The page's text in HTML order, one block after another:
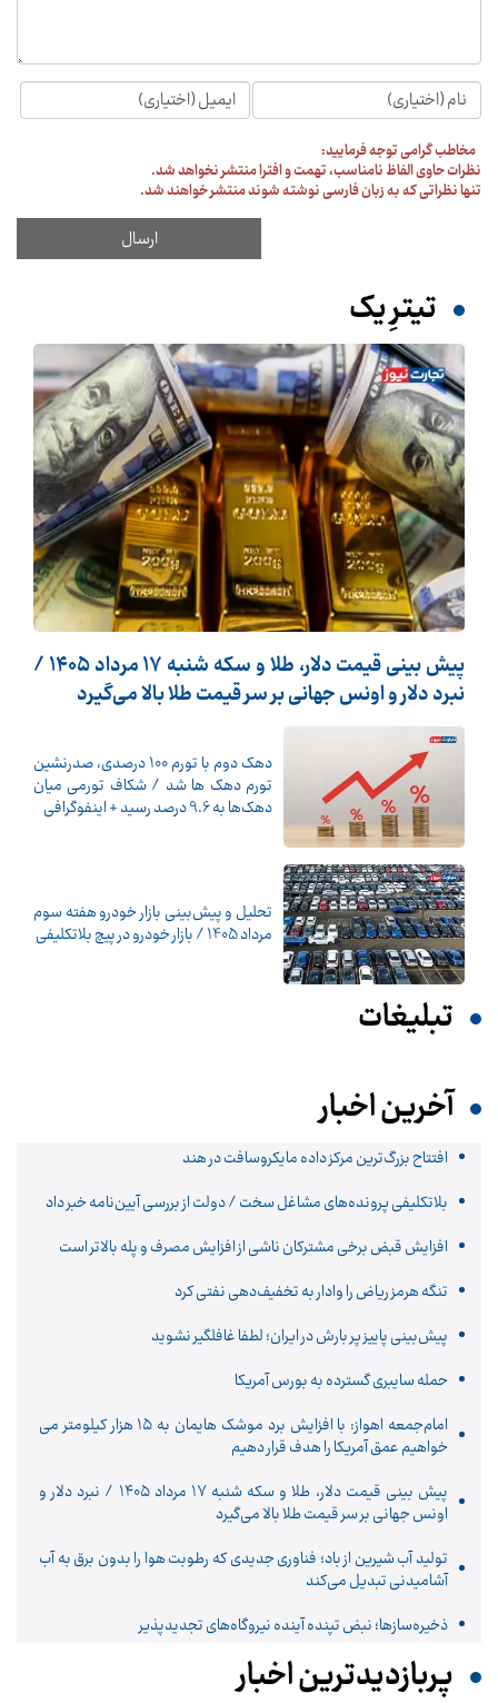
مخاطب گرامی توجه فرمایید:
نظرات حاوی الفاظ نامناسب، تهمت و افترا منتشر نخواهد شد.
تنها نظراتی که به زبان فارسی نوشته شوند منتشر خواهند شد.
تیترِ یک
پیش ‌بینی قیمت دلار، طلا و سکه شنبه ۱۷ مرداد ۱۴۰۵ /
نبرد دلار و اونس جهانی بر سر قیمت طلا بالا می‌گیرد
دهک دوم با تورم 100 درصدی، صدرنشین
تورم دهک ها شد / شکاف تورمی میان
دهک‌ها به 9.6 درصد رسید + اینفوگرافی
تحلیل و پیش‌بینی بازار خودرو هفته سوم
مرداد 1405 / بازار خودرو در پیچ بلاتکلیفی
تبلیغات
آخرین اخبار
افتتاح بزرگ‌ترین مرکز داده مایکروسافت در هند
بلاتکلیفی پرونده‌های مشاغل سخت / دولت از بررسی آیین‌نامه خبر داد
افزایش قبض برخی مشترکان ناشی از افزایش مصرف و پله بالاتر است
تنگه هرمز ریاض را وادار به تخفیف‌دهی نفتی کرد
پیش‌بینی پاییز پر بارش در ایران؛ لطفا غافلگیر نشوید
حمله سایبری گسترده به بورس آمریکا
امام‌جمعه اهواز: با افزایش برد موشک هایمان به ۱۵ هزار کیلومتر می
خواهیم عمق آمریکا را هدف قرار دهیم
پیش ‌بینی قیمت دلار، طلا و سکه شنبه ۱۷ مرداد ۱۴۰۵ / نبرد دلار و
اونس جهانی بر سر قیمت طلا بالا می‌گیرد
تولید آب شیرین از باد؛ فناوری جدیدی که رطوبت هوا را بدون برق به آب
آشامیدنی تبدیل می‌کند
ذخیره‌سازها؛ نبض تپنده آینده نیروگاه‌های تجدیدپذیر
پربازدیدترین اخبار